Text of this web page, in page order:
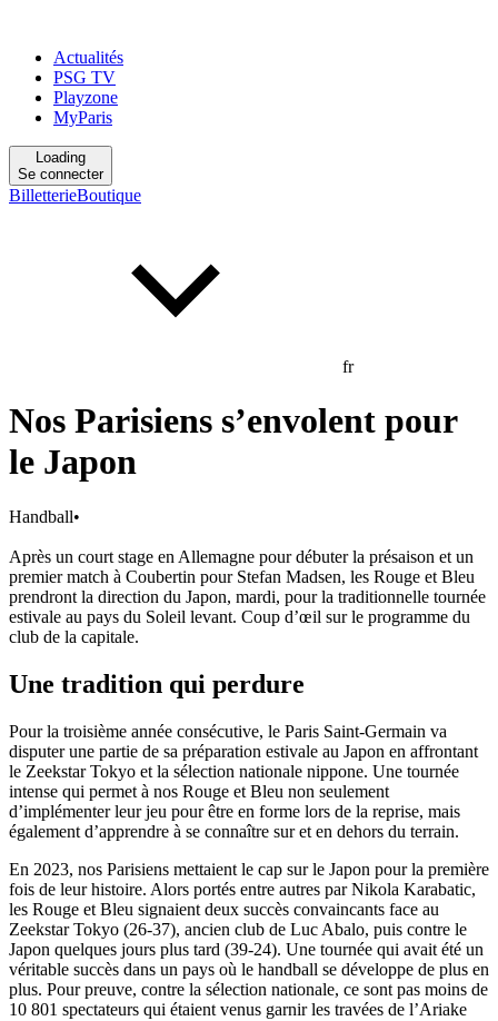
Actualités
PSG TV
Playzone
MyParis
Loading
Se connecter
BilletterieBoutique
fr
Nos Parisiens s’envolent pour
le Japon
Handball•
Après un court stage en Allemagne pour débuter la présaison et un
premier match à Coubertin pour Stefan Madsen, les Rouge et Bleu
prendront la direction du Japon, mardi, pour la traditionnelle tournée
estivale au pays du Soleil levant. Coup d’œil sur le programme du
club de la capitale.
Une tradition qui perdure
Pour la troisième année consécutive, le Paris Saint-Germain va
disputer une partie de sa préparation estivale au Japon en affrontant
le Zeekstar Tokyo et la sélection nationale nippone. Une tournée
intense qui permet à nos Rouge et Bleu non seulement
d’implémenter leur jeu pour être en forme lors de la reprise, mais
également d’apprendre à se connaître sur et en dehors du terrain.
En 2023, nos Parisiens mettaient le cap sur le Japon pour la première
fois de leur histoire. Alors portés entre autres par Nikola Karabatic,
les Rouge et Bleu signaient deux succès convaincants face au
Zeekstar Tokyo (26-37), ancien club de Luc Abalo, puis contre le
Japon quelques jours plus tard (39-24). Une tournée qui avait été un
véritable succès dans un pays où le handball se développe de plus en
plus. Pour preuve, contre la sélection nationale, ce sont pas moins de
10 801 spectateurs qui étaient venus garnir les travées de l’Ariake